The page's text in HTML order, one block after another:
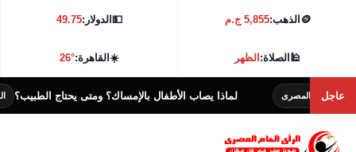
🪙 الذهب:5,855 ج.م 💵الدولار:49.75
🕌الصلاة:الظهر ☀️القاهرة:26°
عاجل
المصرى لماذا يصاب الأطفال بالإمساك؟ ومتى يحتاج الطبيب؟ الرأى العام